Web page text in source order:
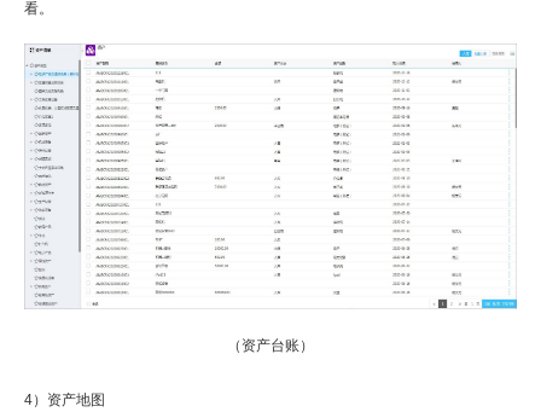
看。
（资产台账）
4）资产地图